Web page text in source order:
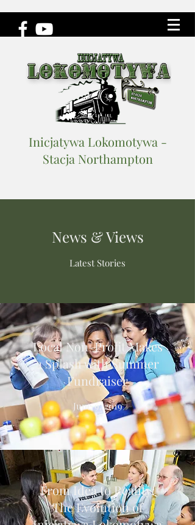
Inicjatywa Lokomotywa -
Stacja Northampton
News & Views
Latest Stories
Local Non-Profit Makes
a Splash with Summer
Fundraiser
June 9, 2019
From Idea to Reality:
The Evolution of